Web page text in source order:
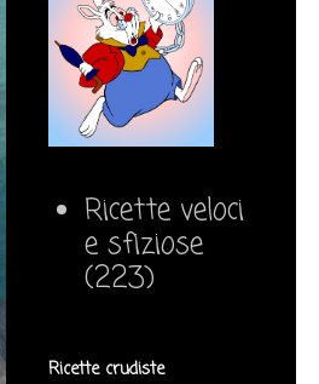
Ricette veloci
e sfiziose
(223)
Ricette crudiste